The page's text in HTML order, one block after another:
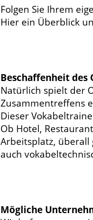
Folgen Sie Ihrem
Hier ein Überblick
Beschaffenheit des
Natürlich spielt der
Zusammentreffens
Dieser
Ob Hotel,
Arbeitsplatz, überall
auch
Mögliche